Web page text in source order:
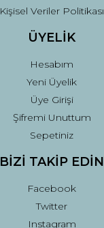
Kişisel Veriler Politikası
ÜYELİK
Hesabım
Yeni Üyelik
Üye Girişi
Şifremi Unuttum
Sepetiniz
BİZİ TAKİP EDİN
Facebook
Twitter
Instagram